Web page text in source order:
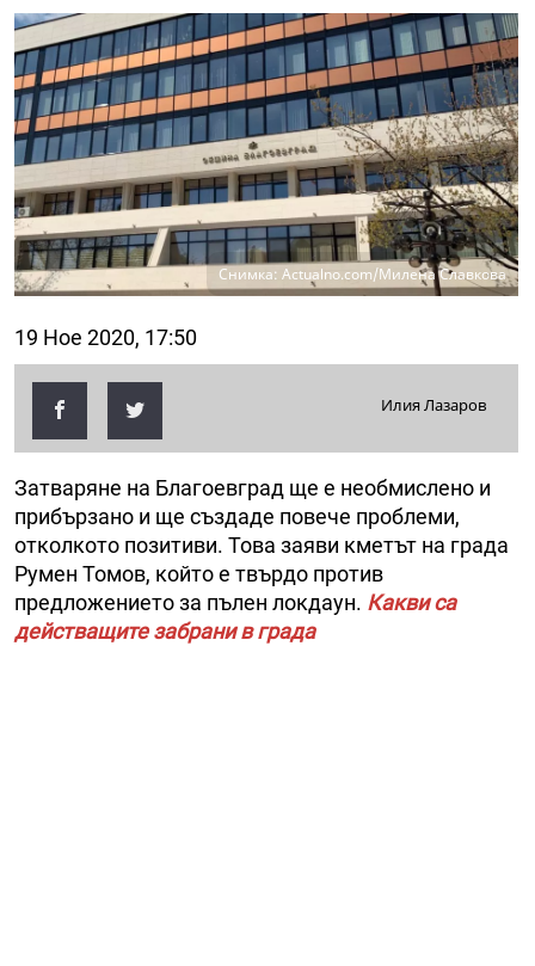
Снимка: Actualno.com/Милена Славкова
19 Ное 2020, 17:50
Илия Лазаров
Затваряне на Благоевград ще е необмислено и
прибързано и ще създаде повече проблеми,
отколкото позитиви. Това заяви кметът на града
Румен Томов, който е твърдо против
предложението за пълен локдаун. Какви са
действащите забрани в града